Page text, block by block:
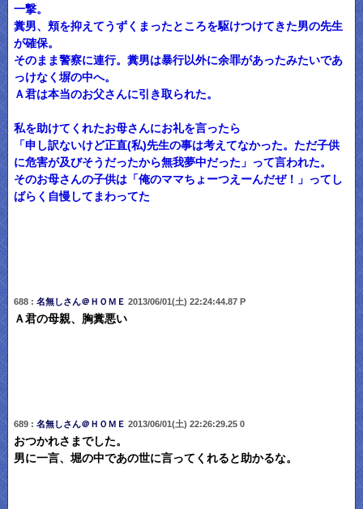
一撃。
糞男、頬を抑えてうずくまったところを駆けつけてきた男の先生
が確保。
そのまま警察に連行。糞男は暴行以外に余罪があったみたいであ
っけなく塀の中へ。
Ａ君は本当のお父さんに引き取られた。
私を助けてくれたお母さんにお礼を言ったら
「申し訳ないけど正直(私)先生の事は考えてなかった。ただ子供
に危害が及びそうだったから無我夢中だった」って言われた。
そのお母さんの子供は「俺のママちょーつえーんだぜ！」ってし
ばらく自慢してまわってた
688 : 名無しさん＠ＨＯＭＥ 2013/06/01(土) 22:24:44.87 P
Ａ君の母親、胸糞悪い
689 : 名無しさん＠ＨＯＭＥ 2013/06/01(土) 22:26:29.25 0
おつかれさまでした。
男に一言、堀の中であの世に言ってくれると助かるな。